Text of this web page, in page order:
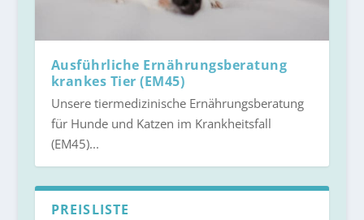
Ausführliche Ernährungsberatung
krankes Tier (EM45)
Unsere tiermedizinische Ernährungsberatung
für Hunde und Katzen im Krankheitsfall
(EM45)...
PREISLISTE